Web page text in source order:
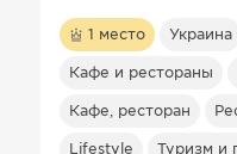
1 место Украина
Кафе и рестораны
Кафе, ресторан
Lifestyle Туризм и